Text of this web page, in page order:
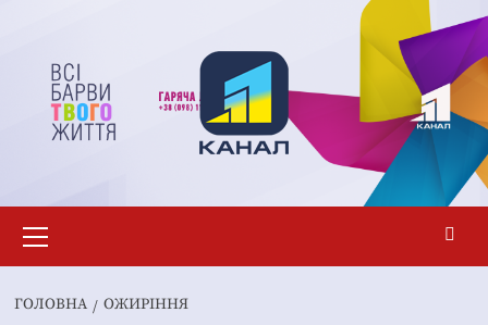
вмісту
меню
ГОЛОВНА ОЖИРІННЯ